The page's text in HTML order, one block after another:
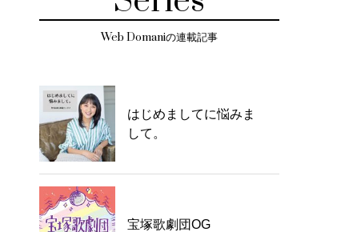
Web Domaniの連載記事
はじめましてに悩みま
して。
宝塚歌劇団OG